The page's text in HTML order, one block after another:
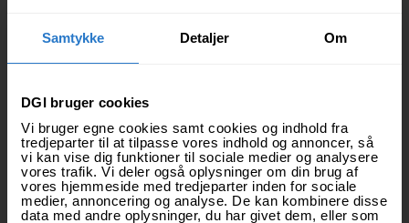
Samtykke Detaljer Om
DGI bruger cookies
Vi bruger egne cookies samt cookies og indhold fra
tredjeparter til at tilpasse vores indhold og annoncer, så
vi kan vise dig funktioner til sociale medier og analysere
vores trafik. Vi deler også oplysninger om din brug af
vores hjemmeside med tredjeparter inden for sociale
medier, annoncering og analyse. De kan kombinere disse
data med andre oplysninger, du har givet dem, eller som